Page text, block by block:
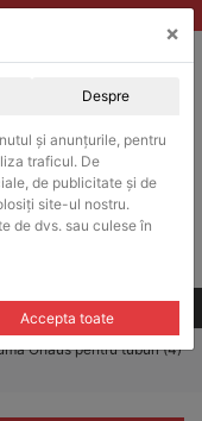
SEAP / SICAP
CAUTARE
Ohaus pentru tuburi (4)
×
Despre
și anunțurile, pentru
traficul. De
de publicitate și de
site-ul nostru.
de dvs. sau culese în
Accepta toate